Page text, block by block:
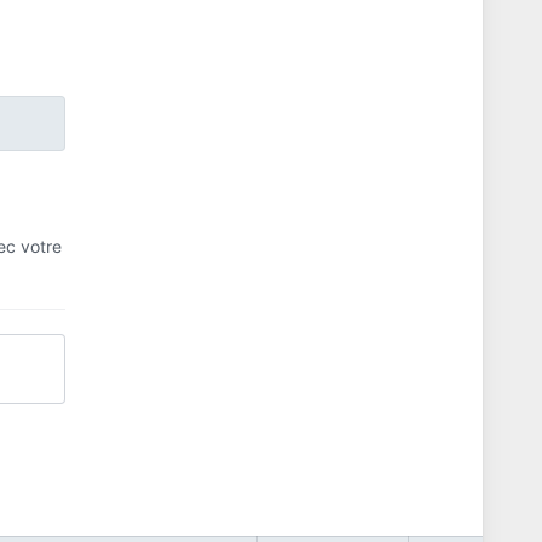
votre